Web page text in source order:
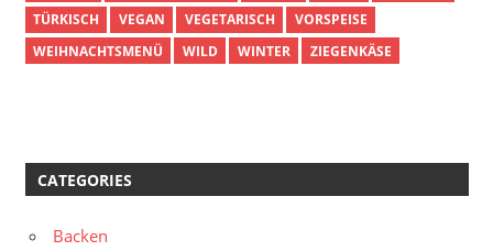
TÜRKISCH
VEGAN VEGETARISCH
VORSPEISE
WEIHNACHTSMENÜ
WILD WINTER ZIEGENKÄSE
CATEGORIES
Backen